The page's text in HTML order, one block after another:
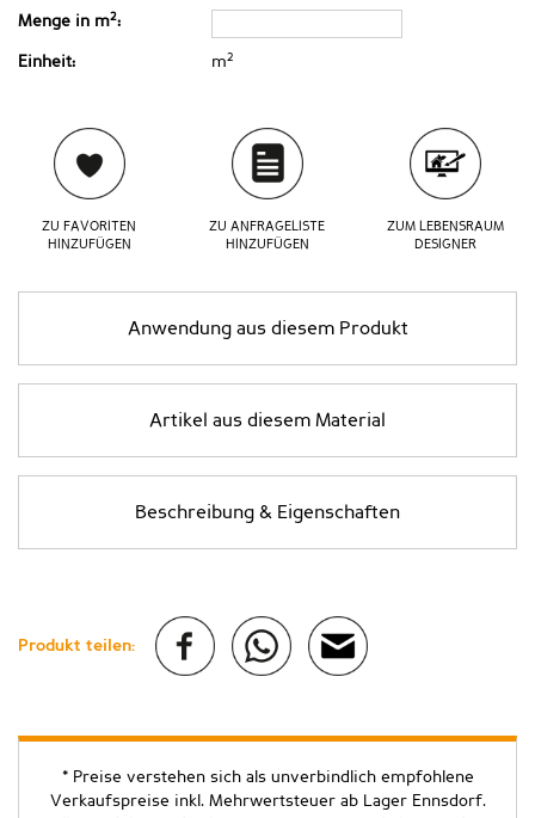
Menge in m2:
Einheit: m2
ZU FAVORITEN
HINZUFÜGEN
ZU ANFRAGELISTE
HINZUFÜGEN
ZUM LEBENSRAUM
DESIGNER
Anwendung aus diesem Produkt
Artikel aus diesem Material
Beschreibung & Eigenschaften
Produkt teilen:
* Preise verstehen sich als unverbindlich empfohlene
Verkaufspreise inkl. Mehrwertsteuer ab Lager Ennsdorf.